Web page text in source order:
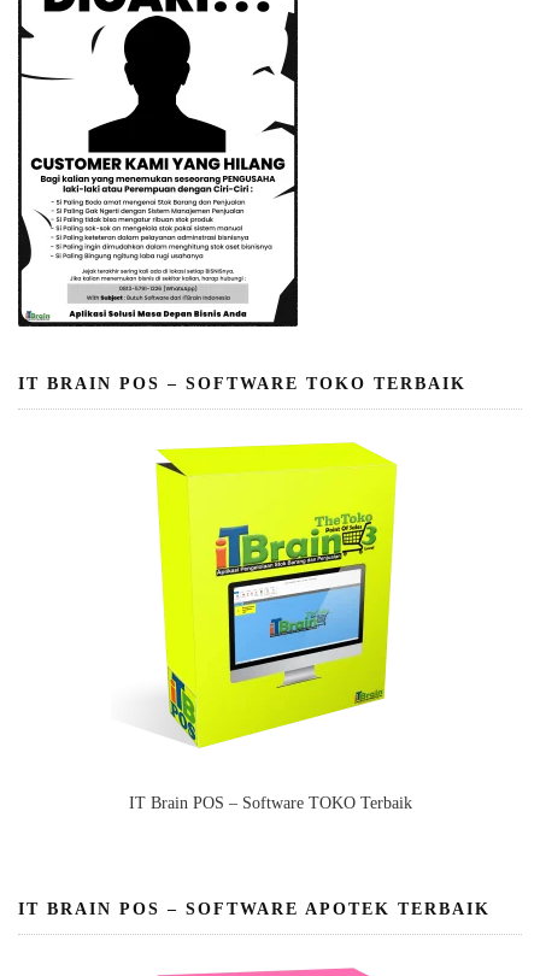
IT BRAIN POS – SOFTWARE TOKO TERBAIK
IT Brain POS – Software TOKO Terbaik
IT BRAIN POS – SOFTWARE APOTEK TERBAIK